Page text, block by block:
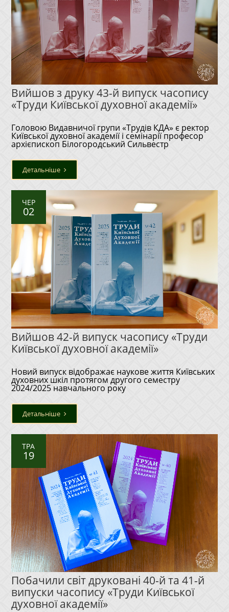
Вийшов з друку 43-й випуск часопису
«Труди Київської духовної академії»
Головою Видавничої групи «Трудів КДА» є ректор
Київської духовної академії і семінарії професор
архієпископ Білогородський Сильвестр
Детальніше
ЧЕР
02
Вийшов 42-й випуск часопису «Труди
Київської духовної академії»
Новий випуск відображає наукове життя Київських
духовних шкіл протягом другого семестру
2024/2025 навчального року
Детальніше
ТРА
19
Побачили світ друковані 40-й та 41-й
випуски часопису «Труди Київської
духовної академії»